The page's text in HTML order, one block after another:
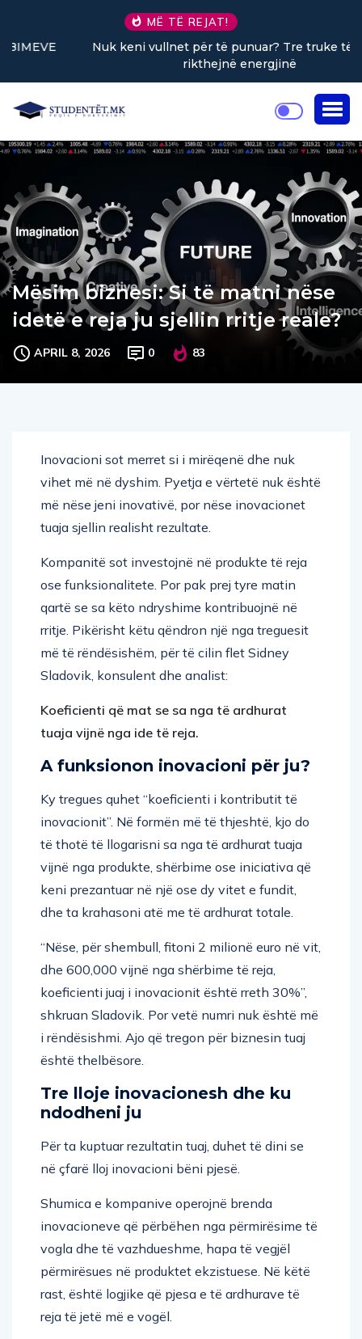
MË TË REJAT!
Nuk keni vullnet për të punuar? Tre truke të vogla
rikthejnë energjinë
Mësim biznesi: Si të matni nëse
idetë e reja ju sjellin rritje reale?
APRIL 8, 2026 0 83
Inovacioni sot merret si i mirëqenë dhe nuk
vihet më në dyshim. Pyetja e vërtetë nuk është
më nëse jeni inovativë, por nëse inovacionet
tuaja sjellin realisht rezultate.
Kompanitë sot investojnë në produkte të reja
ose funksionalitete. Por pak prej tyre matin
qartë se sa këto ndryshime kontribuojnë në
rritje. Pikërisht këtu qëndron një nga treguesit
më të rëndësishëm, për të cilin flet Sidney
Sladovik, konsulent dhe analist:
Koeficienti që mat se sa nga të ardhurat
tuaja vijnë nga ide të reja.
A funksionon inovacioni për ju?
Ky tregues quhet “koeficienti i kontributit të
inovacionit”. Në formën më të thjeshtë, kjo do
të thotë të llogarisni sa nga të ardhurat tuaja
vijnë nga produkte, shërbime ose iniciativa që
keni prezantuar në një ose dy vitet e fundit,
dhe ta krahasoni atë me të ardhurat totale.
“Nëse, për shembull, fitoni 2 milionë euro në vit,
dhe 600,000 vijnë nga shërbime të reja,
koeficienti juaj i inovacionit është rreth 30%”,
shkruan Sladovik. Por vetë numri nuk është më
i rëndësishmi. Ajo që tregon për biznesin tuaj
është thelbësore.
Tre lloje inovacionesh dhe ku
ndodheni ju
Për ta kuptuar rezultatin tuaj, duhet të dini se
në çfarë lloj inovacioni bëni pjesë.
Shumica e kompanive operojnë brenda
inovacioneve që përbëhen nga përmirësime të
vogla dhe të vazhdueshme, hapa të vegjël
përmirësues në produktet ekzistuese. Në këtë
rast, është logjike që pjesa e të ardhurave të
reja të jetë më e vogël.